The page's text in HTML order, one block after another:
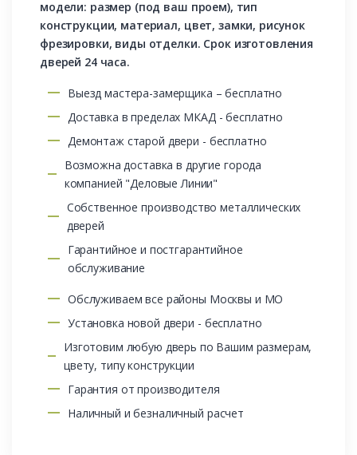
модели: размер (под ваш проем), тип
конструкции, материал, цвет, замки, рисунок
фрезировки, виды отделки. Срок изготовления
дверей 24 часа.
Выезд мастера-замерщика – бесплатно
Доставка в пределах МКАД - бесплатно
Демонтаж старой двери - бесплатно
Возможна доставка в другие города
компанией "Деловые Линии"
Собственное производство металлических
дверей
Гарантийное и постгарантийное
обслуживание
Обслуживаем все районы Москвы и МО
Установка новой двери - бесплатно
Изготовим любую дверь по Вашим размерам,
цвету, типу конструкции
Гарантия от производителя
Наличный и безналичный расчет